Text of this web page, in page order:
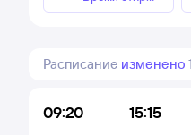
Расписание изменено
09:20 15:15